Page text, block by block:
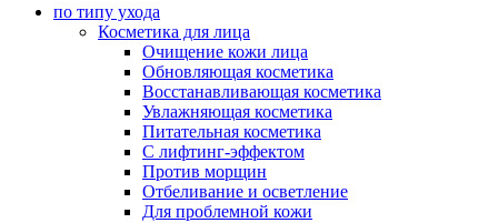
по типу ухода
Косметика для лица
Очищение кожи лица
Обновляющая косметика
Восстанавливающая косметика
Увлажняющая косметика
Питательная косметика
С лифтинг-эффектом
Против морщин
Отбеливание и осветление
Для проблемной кожи